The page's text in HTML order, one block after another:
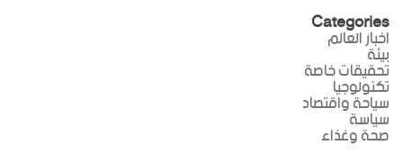
Categories
اخبار العالم
بيئة
تحقيقات خاصة
تكنولوجيا
سياحة واقتصاد
سياسة
صحة وغذاء